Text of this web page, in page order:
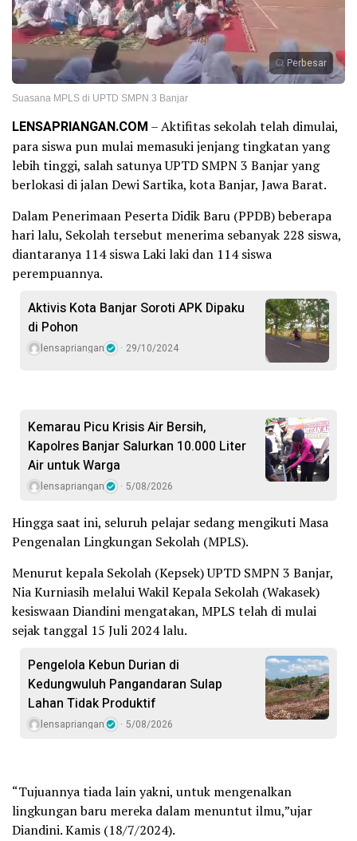
Perbesar
Suasana MPLS di UPTD SMPN 3 Banjar
LENSAPRIANGAN.COM – Aktifitas sekolah telah dimulai,
para siswa pun mulai memasuki jenjang tingkatan yang
lebih tinggi, salah satunya UPTD SMPN 3 Banjar yang
berlokasi di jalan Dewi Sartika, kota Banjar, Jawa Barat.
Dalam Penerimaan Peserta Didik Baru (PPDB) beberapa
hari lalu, Sekolah tersebut menerima sebanyak 228 siswa,
diantaranya 114 siswa Laki laki dan 114 siswa
perempuannya.
Aktivis Kota Banjar Soroti APK Dipaku
di Pohon
lensapriangan 29/10/2024
Kemarau Picu Krisis Air Bersih,
Kapolres Banjar Salurkan 10.000 Liter
Air untuk Warga
lensapriangan 5/08/2026
Hingga saat ini, seluruh pelajar sedang mengikuti Masa
Pengenalan Lingkungan Sekolah (MPLS).
Menurut kepala Sekolah (Kepsek) UPTD SMPN 3 Banjar,
Nia Kurniasih melalui Wakil Kepala Sekolah (Wakasek)
kesiswaan Diandini mengatakan, MPLS telah di mulai
sejak tanggal 15 Juli 2024 lalu.
Pengelola Kebun Durian di
Kedungwuluh Pangandaran Sulap
Lahan Tidak Produktif ‎
lensapriangan 5/08/2026
“Tujuannya tiada lain yakni, untuk mengenalkan
lingkungan baru mereka dalam menuntut ilmu,”ujar
Diandini. Kamis (18/7/2024).